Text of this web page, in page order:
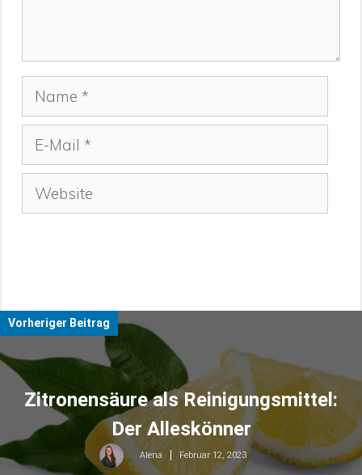
Vorheriger Beitrag
Zitronensäure als Reinigungsmittel:
Der Alleskönner
Alena Februar 12, 2023